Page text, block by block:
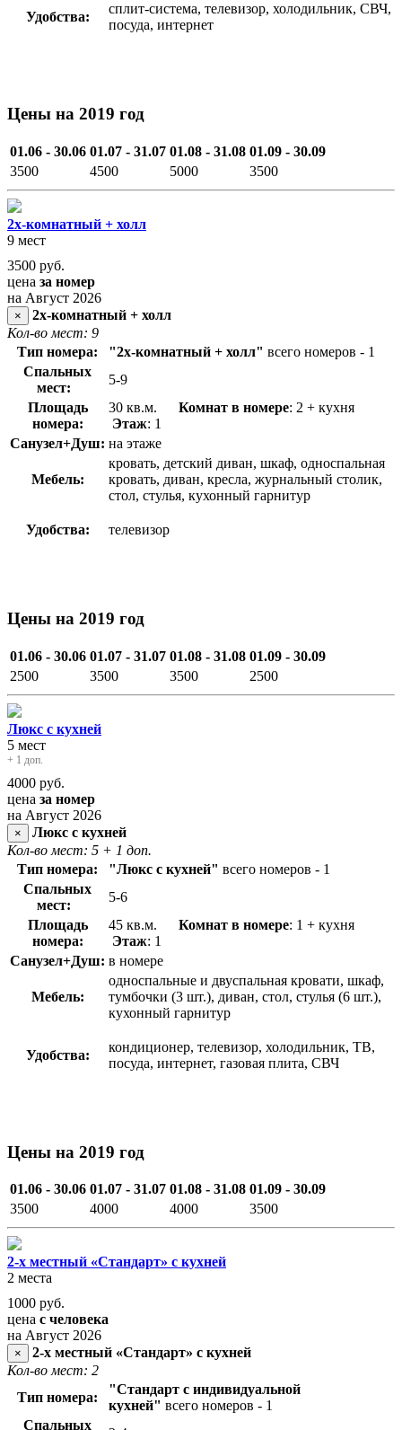
Удобства:
сплит-система, телевизор, холодильник, СВЧ,
посуда, интернет
Цены на 2019 год
01.06 - 30.06 01.07 - 31.07 01.08 - 31.08 01.09 - 30.09
3500
4500 5000 3500
2х-комнатный + холл
9 мест
3500 руб.
цена за номер
на Август 2026
×
2х-комнатный + холл
Кол-во мест: 9
Тип номера:
"2х-комнатный + холл" всего номеров - 1
Спальных
мест:
5-9
Площадь
номера:
30 кв.м. Комнат в номере: 2 + кухня
Этаж: 1
Санузел+Душ: на этаже
Мебель:
кровать, детский диван, шкаф, односпальная
кровать, диван, кресла, журнальный столик,
стол, стулья, кухонный гарнитур
Удобства: телевизор
Цены на 2019 год
01.06 - 30.06 01.07 - 31.07 01.08 - 31.08 01.09 - 30.09
2500
3500 3500 2500
Люкс с кухней
5 мест
+ 1 доп.
4000 руб.
цена за номер
на Август 2026
×
Люкс с кухней
Кол-во мест: 5 + 1 доп.
Тип номера:
"Люкс с кухней" всего номеров - 1
Спальных
мест:
5-6
Площадь
номера:
45 кв.м. Комнат в номере: 1 + кухня
Этаж: 1
Санузел+Душ: в номере
Мебель:
односпальные и двуспальная кровати, шкаф,
тумбочки (3 шт.), диван, стол, стулья (6 шт.),
кухонный гарнитур
Удобства:
кондиционер, телевизор, холодильник, ТВ,
посуда, интернет, газовая плита, СВЧ
Цены на 2019 год
01.06 - 30.06 01.07 - 31.07 01.08 - 31.08 01.09 - 30.09
3500
4000 4000 3500
2-х местный «Стандарт» с кухней
2 места
1000 руб.
цена с человека
на Август 2026
×
2-х местный «Стандарт» с кухней
Кол-во мест: 2
Тип номера:
"Стандарт с индивидуальной
кухней" всего номеров - 1
Спальных